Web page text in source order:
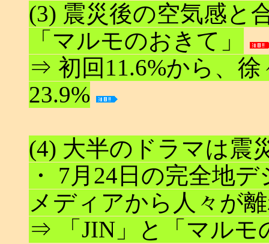
(3) 震災後の空気感と
「マルモのおきて」
⇒ 初回11.6%から、
23.9%
(4) 大半のドラマは震
・ 7月24日の完全地
メディアから人々が
⇒ 「JIN」と「マルモ